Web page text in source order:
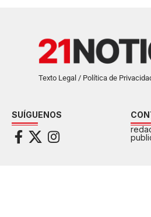
Texto Legal / Política de
SUÍGUENOS